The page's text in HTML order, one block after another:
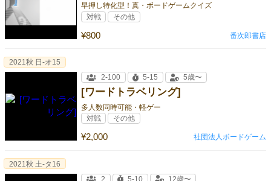
早押し特化型！真・ボードゲームクイズ
¥800
対戦 その他
番次郎書店
[ワードトラベリング]
多人数同時可能・軽ゲー
¥2,000
2021秋 日-オ15
2-100
5-15 5歳〜
対戦 その他
社団法人ボードゲーム
2021秋 土-タ16
2
5-10 12歳〜